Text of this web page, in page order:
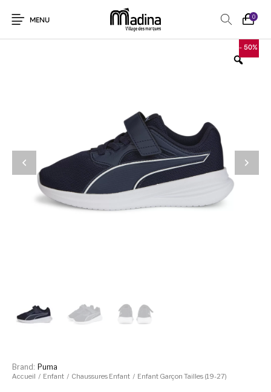
MENU
0
- 50%
Accueil / Enfant / Chaussures Enfant / Enfant Garçon Tailles (19-27)
Brand: Puma